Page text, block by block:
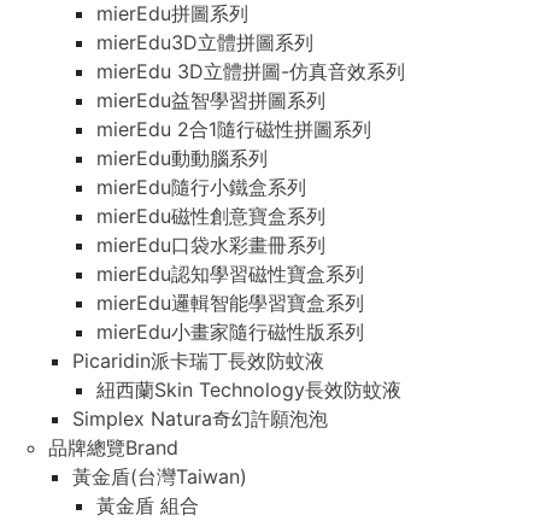
mierEdu拼圖系列
mierEdu3D立體拼圖系列
mierEdu 3D立體拼圖-仿真音效系列
mierEdu益智學習拼圖系列
mierEdu 2合1隨行磁性拼圖系列
mierEdu動動腦系列
mierEdu隨行小鐵盒系列
mierEdu磁性創意寶盒系列
mierEdu口袋水彩畫冊系列
mierEdu認知學習磁性寶盒系列
mierEdu邏輯智能學習寶盒系列
mierEdu小畫家隨行磁性版系列
Picaridin派卡瑞丁長效防蚊液
紐西蘭Skin Technology長效防蚊液
Simplex Natura奇幻許願泡泡
品牌總覽Brand
黃金盾(台灣Taiwan)
黃金盾 組合